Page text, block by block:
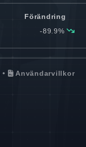
Förändring
-89.9%
• Användarvillkor